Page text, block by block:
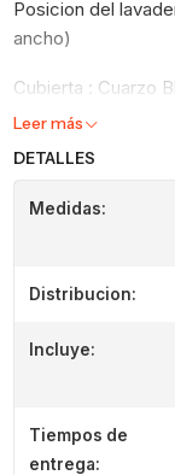
Posicion del
ancho)
Cubierta : Cuarzo
Leer más
DETALLES
Medidas:
Distribucion:
Incluye:
Tiempos de
entrega: